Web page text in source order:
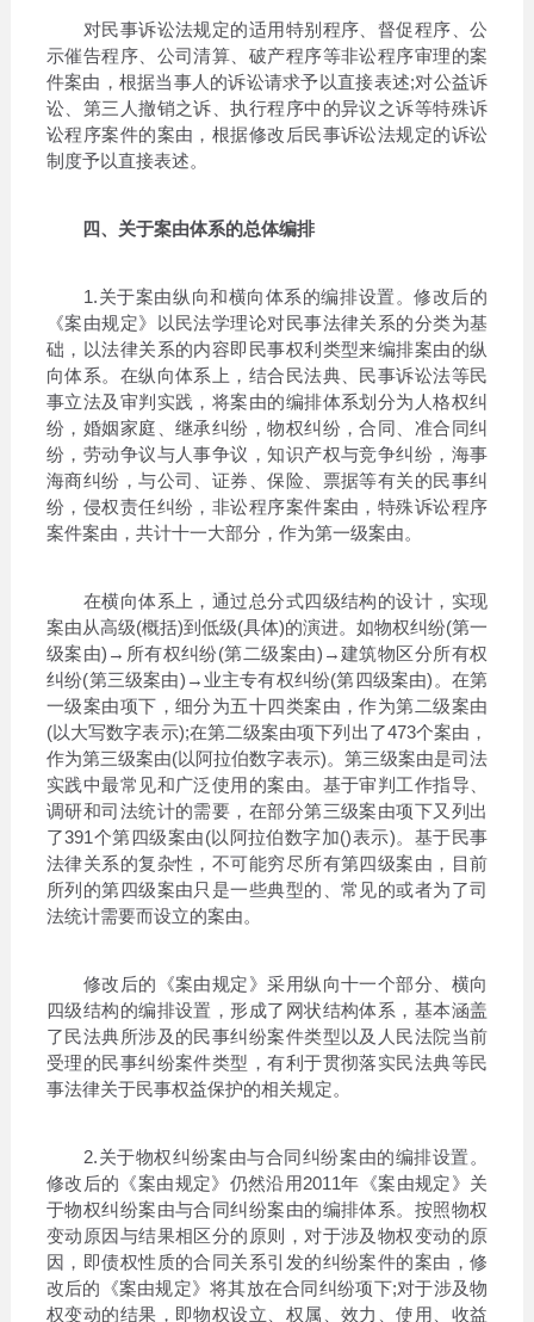
对民事诉讼法规定的适用特别程序、督促程序、公
示催告程序、公司清算、破产程序等非讼程序审理的案
件案由，根据当事人的诉讼请求予以直接表述;对公益诉
讼、第三人撤销之诉、执行程序中的异议之诉等特殊诉
讼程序案件的案由，根据修改后民事诉讼法规定的诉讼
制度予以直接表述。
四、关于案由体系的总体编排
1.关于案由纵向和横向体系的编排设置。修改后的
《案由规定》以民法学理论对民事法律关系的分类为基
础，以法律关系的内容即民事权利类型来编排案由的纵
向体系。在纵向体系上，结合民法典、民事诉讼法等民
事立法及审判实践，将案由的编排体系划分为人格权纠
纷，婚姻家庭、继承纠纷，物权纠纷，合同、准合同纠
纷，劳动争议与人事争议，知识产权与竞争纠纷，海事
海商纠纷，与公司、证券、保险、票据等有关的民事纠
纷，侵权责任纠纷，非讼程序案件案由，特殊诉讼程序
案件案由，共计十一大部分，作为第一级案由。
在横向体系上，通过总分式四级结构的设计，实现
案由从高级(概括)到低级(具体)的演进。如物权纠纷(第一
级案由)→所有权纠纷(第二级案由)→建筑物区分所有权
纠纷(第三级案由)→业主专有权纠纷(第四级案由)。在第
一级案由项下，细分为五十四类案由，作为第二级案由
(以大写数字表示);在第二级案由项下列出了473个案由，
作为第三级案由(以阿拉伯数字表示)。第三级案由是司法
实践中最常见和广泛使用的案由。基于审判工作指导、
调研和司法统计的需要，在部分第三级案由项下又列出
了391个第四级案由(以阿拉伯数字加()表示)。基于民事
法律关系的复杂性，不可能穷尽所有第四级案由，目前
所列的第四级案由只是一些典型的、常见的或者为了司
法统计需要而设立的案由。
修改后的《案由规定》采用纵向十一个部分、横向
四级结构的编排设置，形成了网状结构体系，基本涵盖
了民法典所涉及的民事纠纷案件类型以及人民法院当前
受理的民事纠纷案件类型，有利于贯彻落实民法典等民
事法律关于民事权益保护的相关规定。
2.关于物权纠纷案由与合同纠纷案由的编排设置。
修改后的《案由规定》仍然沿用2011年《案由规定》关
于物权纠纷案由与合同纠纷案由的编排体系。按照物权
变动原因与结果相区分的原则，对于涉及物权变动的原
因，即债权性质的合同关系引发的纠纷案件的案由，修
改后的《案由规定》将其放在合同纠纷项下;对于涉及物
权变动的结果，即物权设立、权属、效力、使用、收益